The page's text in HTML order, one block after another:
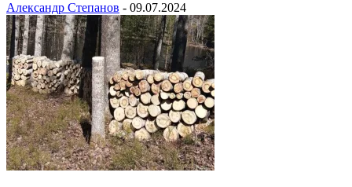
Александр Степанов - 09.07.2024